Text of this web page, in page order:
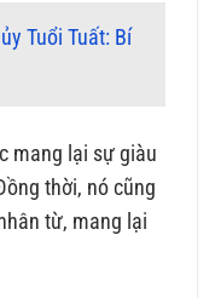
Tuổi Tuất: Bí
mang lại sự giàu
thời, nó cũng
từ, mang lại